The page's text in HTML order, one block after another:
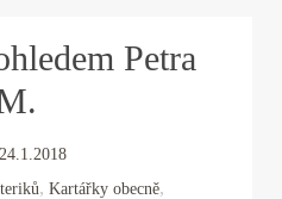
Petra
24.1.2018
, Kartářky obecně,